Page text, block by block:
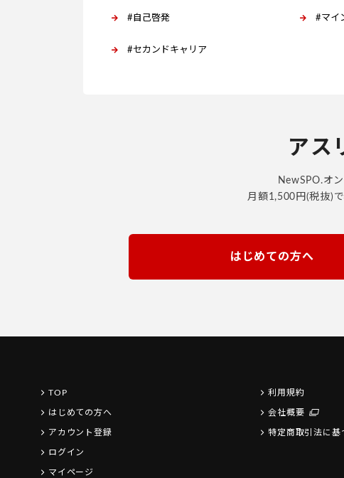
#自己啓発 #マイ
#セカンドキャリア
アス
NewSPO.オ
月額1,500円(税抜)
はじめての方へ
TOP
はじめての方へ
アカウント登録
ログイン
マイページ
利用規約
会社概要
特定商取引法に基